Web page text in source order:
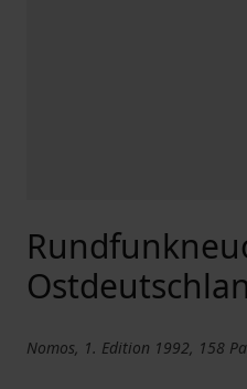
Nomos, 1. Edition 1992, 158